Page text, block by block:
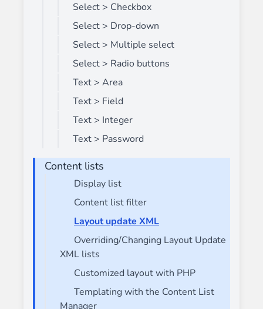
Select > Checkbox
Select > Drop-down
Select > Multiple select
Select > Radio buttons
Text > Area
Text > Field
Text > Integer
Text > Password
Content lists
Display list
Content list filter
Layout update XML
Overriding/Changing Layout Update
XML lists
Customized layout with PHP
Templating with the Content List
Manager